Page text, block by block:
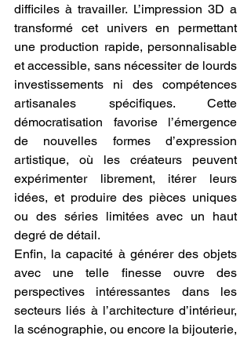
difficiles à travailler. L’impression 3D a
transformé cet univers en permettant
une production rapide, personnalisable
et accessible, sans nécessiter de lourds
investissements ni des compétences
artisanales spécifiques. Cette
démocratisation favorise l’émergence
de nouvelles formes d’expression
artistique, où les créateurs peuvent
expérimenter librement, itérer leurs
idées, et produire des pièces uniques
ou des séries limitées avec un haut
degré de détail.
Enfin, la capacité à générer des objets
avec une telle finesse ouvre des
perspectives intéressantes dans les
secteurs liés à l’architecture d’intérieur,
la scénographie, ou encore la bijouterie,